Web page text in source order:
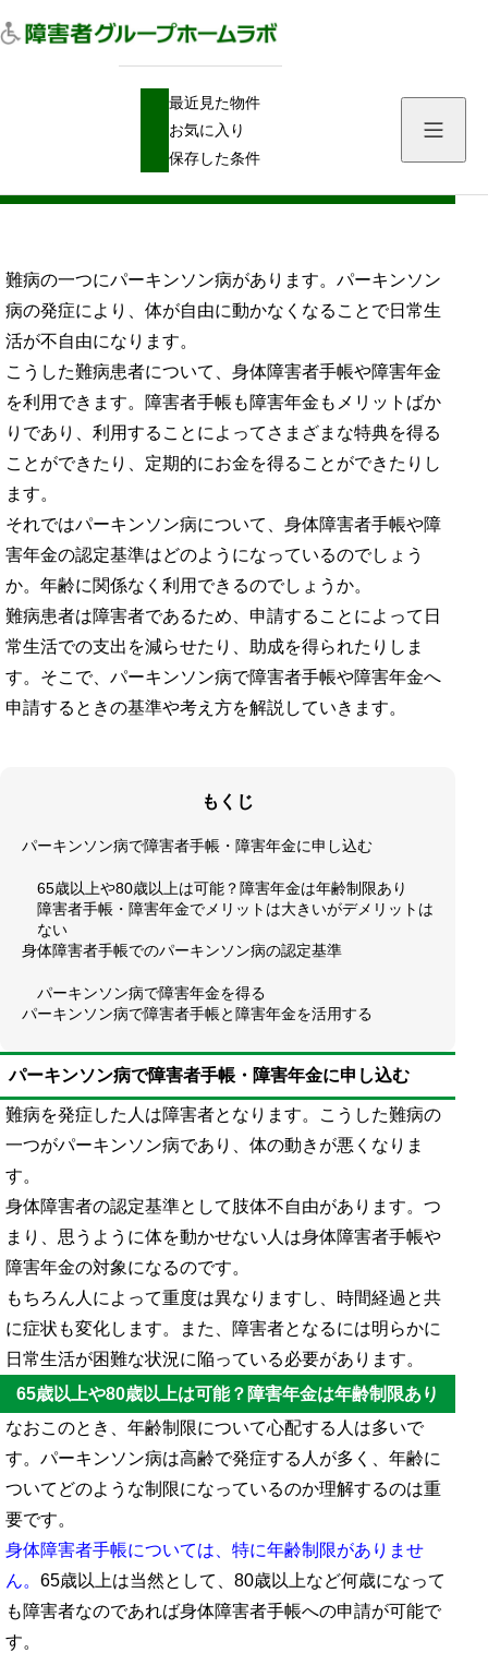
最近見た物件
お気に入り
保存した条件
パーキンソン病で障害者手帳・障害年金を得る認定基準
パーキンソン病で障害者手帳・障害年金を
得る認定基準
難病の一つにパーキンソン病があります。パーキンソン
病の発症により、体が自由に動かなくなることで日常生
活が不自由になります。
こうした難病患者について、身体障害者手帳や障害年金
を利用できます。障害者手帳も障害年金もメリットばか
りであり、利用することによってさまざまな特典を得る
ことができたり、定期的にお金を得ることができたりし
ます。
それではパーキンソン病について、身体障害者手帳や障
害年金の認定基準はどのようになっているのでしょう
か。年齢に関係なく利用できるのでしょうか。
難病患者は障害者であるため、申請することによって日
常生活での支出を減らせたり、助成を得られたりしま
す。そこで、パーキンソン病で障害者手帳や障害年金へ
申請するときの基準や考え方を解説していきます。
もくじ
パーキンソン病で障害者手帳・障害年金に申し込む
65歳以上や80歳以上は可能？障害年金は年齢制限あり
障害者手帳・障害年金でメリットは大きいがデメリットは
ない
身体障害者手帳でのパーキンソン病の認定基準
パーキンソン病で障害年金を得る
パーキンソン病で障害者手帳と障害年金を活用する
パーキンソン病で障害者手帳・障害年金に申し込む
難病を発症した人は障害者となります。こうした難病の
一つがパーキンソン病であり、体の動きが悪くなりま
す。
身体障害者の認定基準として肢体不自由があります。つ
まり、思うように体を動かせない人は身体障害者手帳や
障害年金の対象になるのです。
もちろん人によって重度は異なりますし、時間経過と共
に症状も変化します。また、障害者となるには明らかに
日常生活が困難な状況に陥っている必要があります。
65歳以上や80歳以上は可能？障害年金は年齢制限あり
なおこのとき、年齢制限について心配する人は多いで
す。パーキンソン病は高齢で発症する人が多く、年齢に
ついてどのような制限になっているのか理解するのは重
要です。
身体障害者手帳については、特に年齢制限がありませ
ん。 65歳以上は当然として、80歳以上など何歳になって
も障害者なのであれば身体障害者手帳への申請が可能で
す。